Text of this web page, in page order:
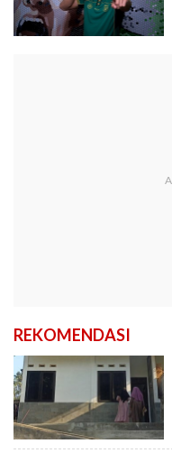
REKOMENDASI